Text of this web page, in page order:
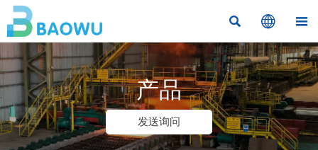
  
产品
发送询问